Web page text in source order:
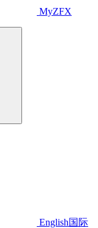
MyZFX
English国际